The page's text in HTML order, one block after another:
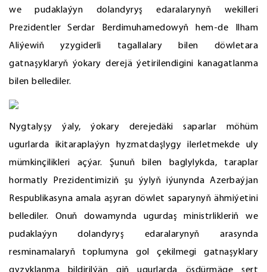
we pudaklaýyn dolandyryş edaralarynyň wekilleri
Prezidentler Serdar Berdimuhamedowyň hem-de Ilham
Aliýewiň yzygiderli tagallalary bilen döwletara
gatnaşyklaryň ýokary derejä ýetirilendigini kanagatlanma
bilen bellediler.
Nygtalyşy ýaly, ýokary derejedäki saparlar möhüm
ugurlarda ikitaraplaýyn hyzmatdaşlygy ilerletmekde uly
mümkinçilikleri açýar. Şunuň bilen baglylykda, taraplar
hormatly Prezidentimiziň şu ýylyň iýunynda Azerbaýjan
Respublikasyna amala aşyran döwlet saparynyň ähmiýetini
bellediler. Onuň dowamynda ugurdaş ministrlikleriň we
pudaklaýyn dolandyryş edaralarynyň arasynda
resminamalaryň toplumyna gol çekilmegi gatnaşyklary